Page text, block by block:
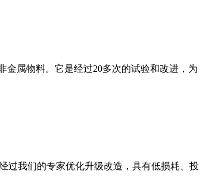
金属物料。它是经过20多次的试验和改进，为
过我们的专家优化升级改造，具有低损耗、投